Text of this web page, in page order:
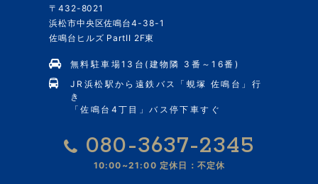
〒432-8021
浜松市中央区佐鳴台4-38-1
佐鳴台ヒルズ PartII 2F東
無料駐車場13台(建物隣 3番～16番)
JR浜松駅から遠鉄バス「蜆塚 佐鳴台」行
き
「佐鳴台4丁目」バス停下車すぐ
080-3637-2345
10:00~21:00 定休日：不定休